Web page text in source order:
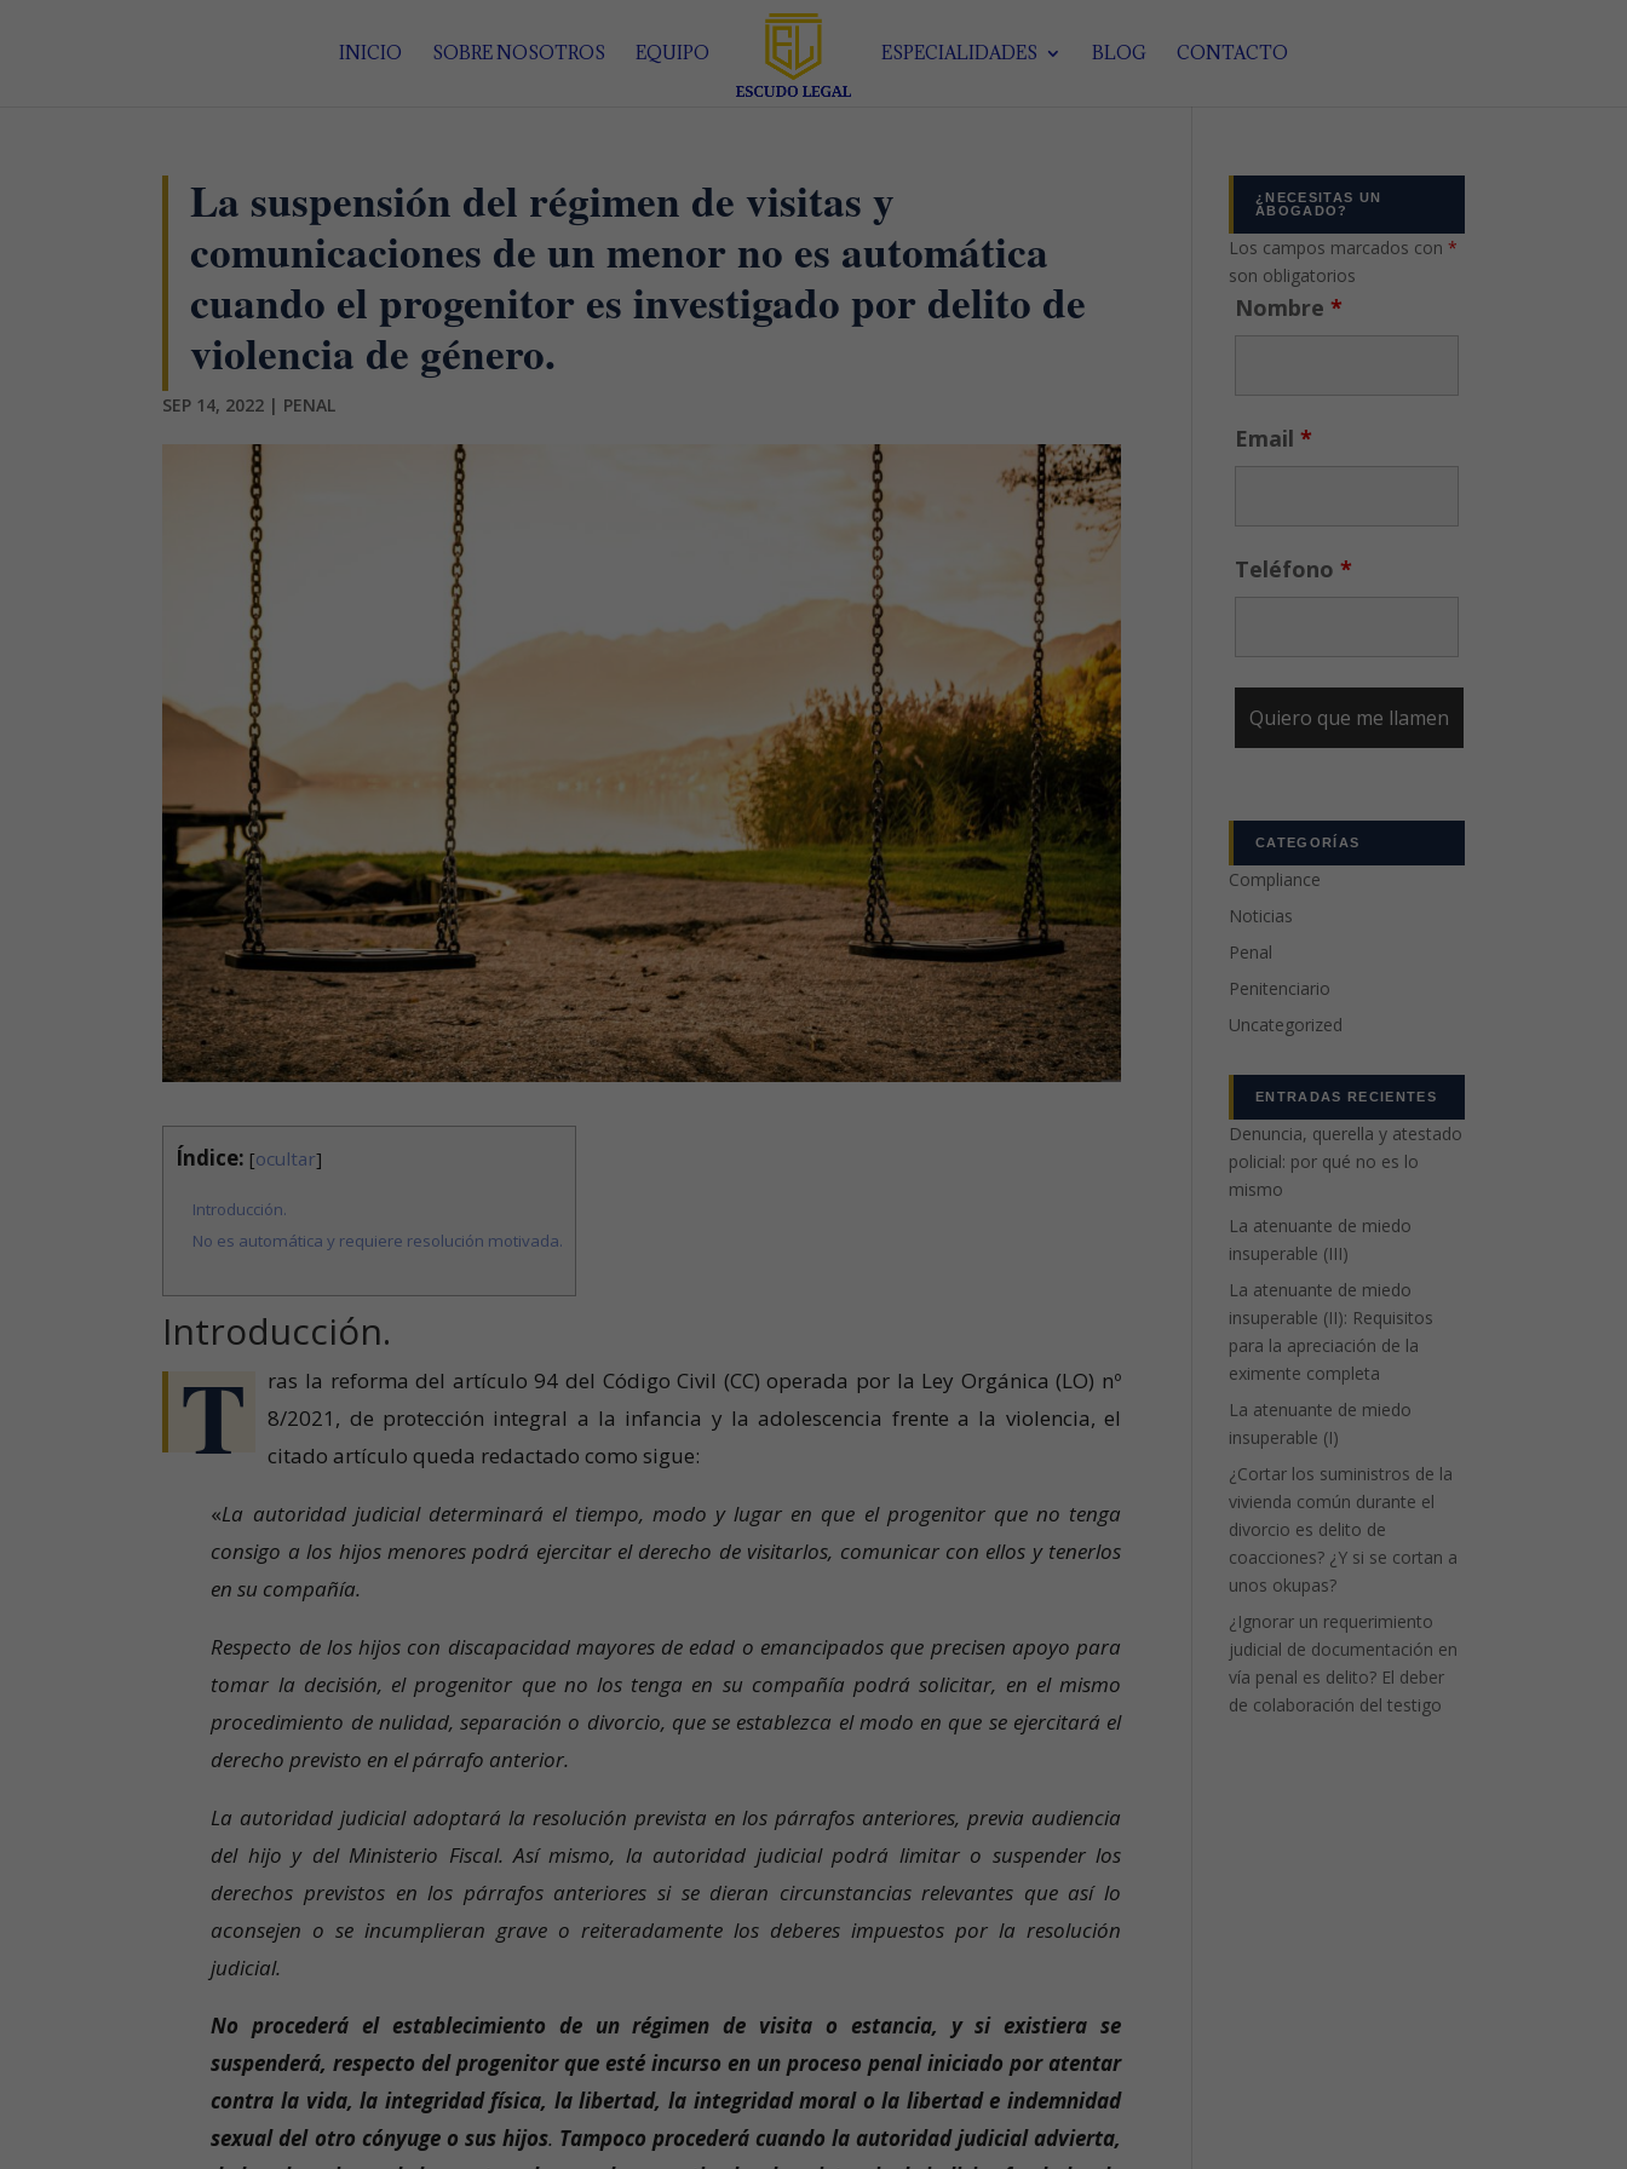
INICIO SOBRE NOSOTROS EQUIPO ESPECIALIDADES BLOG CONTACTO
La suspensión del régimen de visitas y
comunicaciones de un menor no es automática
cuando el progenitor es investigado por delito de
violencia de género.
SEP 14, 2022 | PENAL
Índice: [ocultar]
Introducción.
No es automática y requiere resolución motivada.
Introducción.
T
ras la reforma del artículo 94 del Código Civil (CC) operada por la Ley Orgánica (LO) nº
8/2021, de protección integral a la infancia y la adolescencia frente a la violencia, el
citado artículo queda redactado como sigue:
«La autoridad judicial determinará el tiempo, modo y lugar en que el progenitor que no tenga
consigo a los hijos menores podrá ejercitar el derecho de visitarlos, comunicar con ellos y tenerlos
en su compañía.
Respecto de los hijos con discapacidad mayores de edad o emancipados que precisen apoyo para
tomar la decisión, el progenitor que no los tenga en su compañía podrá solicitar, en el mismo
procedimiento de nulidad, separación o divorcio, que se establezca el modo en que se ejercitará el
derecho previsto en el párrafo anterior.
La autoridad judicial adoptará la resolución prevista en los párrafos anteriores, previa audiencia
del hijo y del Ministerio Fiscal. Así mismo, la autoridad judicial podrá limitar o suspender los
derechos previstos en los párrafos anteriores si se dieran circunstancias relevantes que así lo
aconsejen o se incumplieran grave o reiteradamente los deberes impuestos por la resolución
judicial.
No procederá el establecimiento de un régimen de visita o estancia, y si existiera se
suspenderá, respecto del progenitor que esté incurso en un proceso penal iniciado por atentar
contra la vida, la integridad física, la libertad, la integridad moral o la libertad e indemnidad
sexual del otro cónyuge o sus hijos. Tampoco procederá cuando la autoridad judicial advierta,
¿NECESITAS UN
ABOGADO?
Los campos marcados con*
son obligatorios
Nombre*
Email*
Teléfono*
CATEGORÍAS
Compliance
Noticias
Penal
Penitenciario
Uncategorized
ENTRADAS RECIENTES
Denuncia, querella y atestado
policial: por qué no es lo
mismo
La atenuante de miedo
insuperable (III)
La atenuante de miedo
insuperable (II): Requisitos
para la apreciación de la
eximente completa
La atenuante de miedo
insuperable (I)
¿Cortar los suministros de la
vivienda común durante el
divorcio es delito de
coacciones? ¿Y si se cortan a
unos okupas?
¿Ignorar un requerimiento
judicial de documentación en
vía penal es delito? El deber
de colaboración del testigo